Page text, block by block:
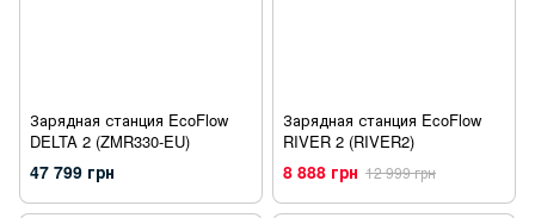
Зарядная станция EcoFlow
DELTA 2 (ZMR330-EU)
47 799 грн
Зарядная станция EcoFlow
RIVER 2 (RIVER2)
8 888 грн 12 999 грн